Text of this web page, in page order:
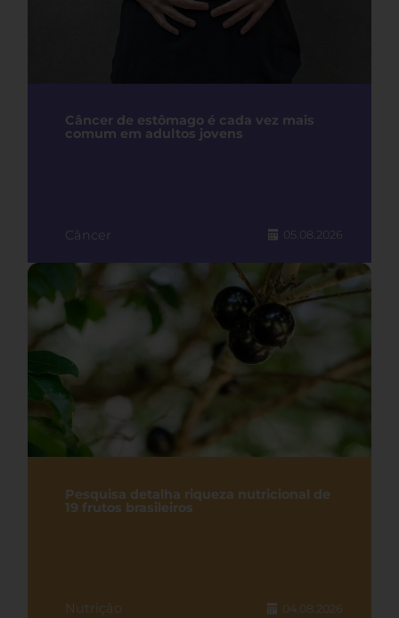
Câncer de estômago é cada vez mais
comum em adultos jovens
Câncer 05.08.2026
Pesquisa detalha riqueza nutricional de
19 frutos brasileiros
Nutrição 04.08.2026